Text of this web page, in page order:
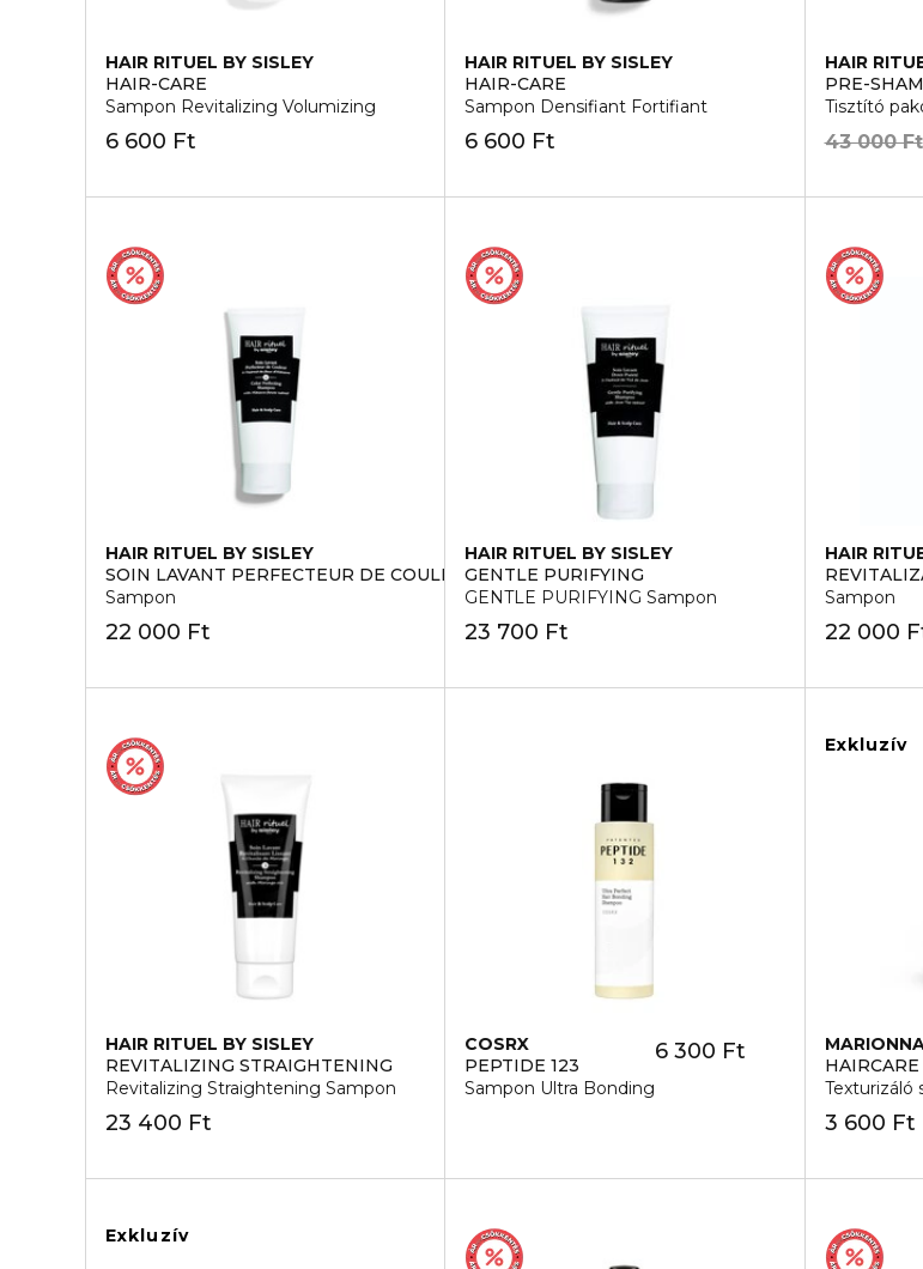
HAIR RITUEL BY SISLEY
HAIR-CARE
Sampon Revitalizing Volumizing
6 600 Ft
HAIR RITUEL BY SISLEY
HAIR-CARE
Sampon Densifiant Fortifiant
6 600 Ft
HAIR
PRE-
Tisztító
43 000 Ft
HAIR RITUEL BY SISLEY
SOIN LAVANT PERFECTEUR DE COULEUR
Sampon
22 000 Ft
HAIR RITUEL BY SISLEY
GENTLE PURIFYING
GENTLE PURIFYING Sampon
23 700 Ft
HAIR
Sampon
22 000
HAIR RITUEL BY SISLEY
REVITALIZING STRAIGHTENING
Revitalizing Straightening Sampon
23 400 Ft
COSRX
PEPTIDE 123
Sampon Ultra Bonding
6 300 Ft
Exkluzív
HAIRCARE
Texturizáló
3 600 Ft
Exkluzív